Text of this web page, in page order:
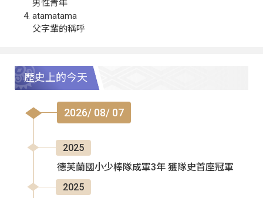
男性青年
atamatama
父字輩的稱呼
歷史上的今天
2026/ 08/ 07
2025
德芙蘭國小少棒隊成軍3年 獲隊史首座冠軍
2025